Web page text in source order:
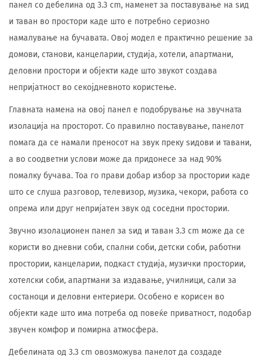
панел со дебелина од 3.3 cm, наменет за поставување на ѕид
и таван во простори каде што е потребно сериозно
намалување на бучавата. Овој модел е практично решение за
домови, станови, канцеларии, студија, хотели, апартмани,
деловни простори и објекти каде што звукот создава
непријатност во секојдневното користење.
Главната намена на овој панел е подобрување на звучната
изолација на просторот. Со правилно поставување, панелот
помага да се намали преносот на звук преку ѕидови и тавани,
а во соодветни услови може да придонесе за над 90%
помалку бучава. Тоа го прави добар избор за простории каде
што се слуша разговор, телевизор, музика, чекори, работа со
опрема или друг непријатен звук од соседни простории.
Звучно изолационен панел за ѕид и таван 3.3 cm може да се
користи во дневни соби, спални соби, детски соби, работни
простории, канцеларии, подкаст студија, музички простории,
хотелски соби, апартмани за издавање, училници, сали за
состаноци и деловни ентериери. Особено е корисен во
објекти каде што има потреба од повеќе приватност, подобар
звучен комфор и помирна атмосфера.
Дебелината од 3.3 cm овозможува панелот да создаде